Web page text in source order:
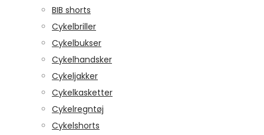
BIB shorts
Cykelbriller
Cykelbukser
Cykelhandsker
Cykeljakker
Cykelkasketter
Cykelregntøj
Cykelshorts